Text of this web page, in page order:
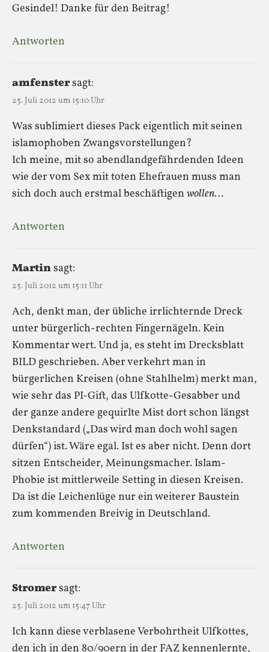
Gesindel! Danke für den Beitrag!
Antworten
amfenstersagt:
25. Juli 2012 um 15:10 Uhr
Was sublimiert dieses Pack eigentlich mit seinen
islamophoben Zwangsvorstellungen?
Ich meine, mit so abendlandgefährdenden Ideen
wie der vom Sex mit toten Ehefrauen muss man
sich doch auch erstmal beschäftigen wollen…
Antworten
Martinsagt:
25. Juli 2012 um 15:11 Uhr
Ach, denkt man, der übliche irrlichternde Dreck
unter bürgerlich-rechten Fingernägeln. Kein
Kommentar wert. Und ja, es steht im Drecksblatt
BILD geschrieben. Aber verkehrt man in
bürgerlichen Kreisen (ohne Stahlhelm) merkt man,
wie sehr das PI-Gift, das Ulfkotte-Gesabber und
der ganze andere gequirlte Mist dort schon längst
Denkstandard („Das wird man doch wohl sagen
dürfen“) ist. Wäre egal. Ist es aber nicht. Denn dort
sitzen Entscheider, Meinungsmacher. Islam-
Phobie ist mittlerweile Setting in diesen Kreisen.
Da ist die Leichenlüge nur ein weiterer Baustein
zum kommenden Breivig in Deutschland.
Antworten
Stromersagt:
25. Juli 2012 um 15:47 Uhr
Ich kann diese verblasene Verbohrtheit Ulfkottes,
den ich in den 80/90ern in der FAZ kennenlernte,